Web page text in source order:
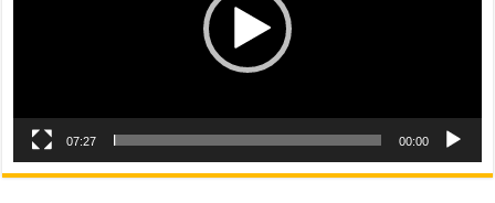
00:00
07:27